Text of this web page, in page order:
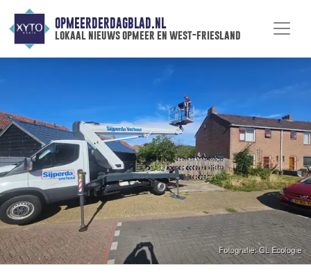
OPMEERDERDAGBLAD.NL
lokaal nieuws opmeer en west-friesland